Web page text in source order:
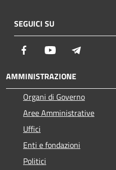
SEGUICI SU
Facebook Youtube
AMMINISTRAZIONE
Organi di Governo
Aree Amministrative
Uffici
Enti e fondazioni
Politici